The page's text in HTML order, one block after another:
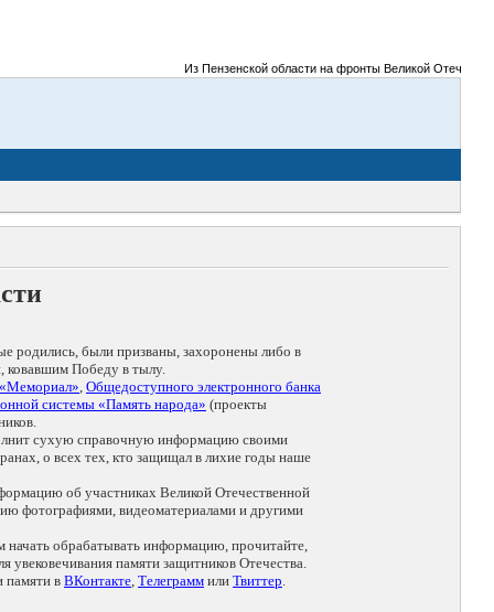
Из Пензенской области на фронты Великой
родились, были призваны, захоронены либо в
ковавшим Победу в тылу.
, Общедоступного электронного банка
системы «Память народа» (проекты
сухую справочную информацию своими
о всех тех, кто защищал в лихие годы наше
об участниках Великой Отечественной
фотографиями, видеоматериалами и другими
начать обрабатывать информацию, прочитайте,
памяти защитников Отечества.
памяти в ВКонтакте, Телеграмм или Твиттер.